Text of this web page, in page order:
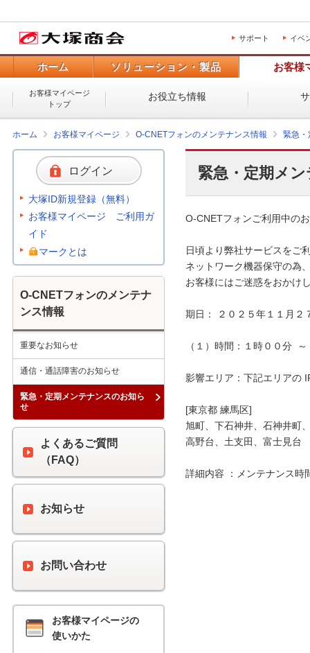
サポート イベ
ホーム ソリューション・製品 お客様
お客様マイページ
トップ
お役立ち情報
ホーム お客様マイページ O-CNETフォンのメンテナンス情報 緊急・
緊急・定期メ
O-CNETフォンご利用中の
日頃より弊社サービスをご
ネットワーク機器保守の為
お客様にはご迷惑をおかけ
期日： ２０２５年１１月２
（１）時間：１時００分
影響エリア：下記エリアの
[東京都 練馬区]
旭町、下石神井、石神井町
高野台、土支田、富士見台
詳細内容 ：メンテナンス時
ログイン
大塚ID新規登録（無料）
お客様マイページ ご利用ガ
イド
マークとは
O-CNETフォンのメンテナ
ンス情報
重要なお知らせ
通信・通話障害のお知らせ
緊急・定期メンテナンスのお知ら
せ
よくあるご質問
（FAQ）
お知らせ
お問い合わせ
お客様マイページの
使いかた